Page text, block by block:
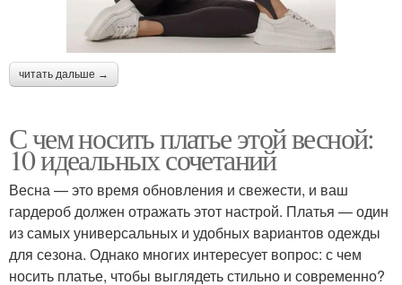
читать дальше →
С чем носить платье этой весной:
10 идеальных сочетаний
Весна — это время обновления и свежести, и ваш
гардероб должен отражать этот настрой. Платья — один
из самых универсальных и удобных вариантов одежды
для сезона. Однако многих интересует вопрос: с чем
носить платье, чтобы выглядеть стильно и современно?